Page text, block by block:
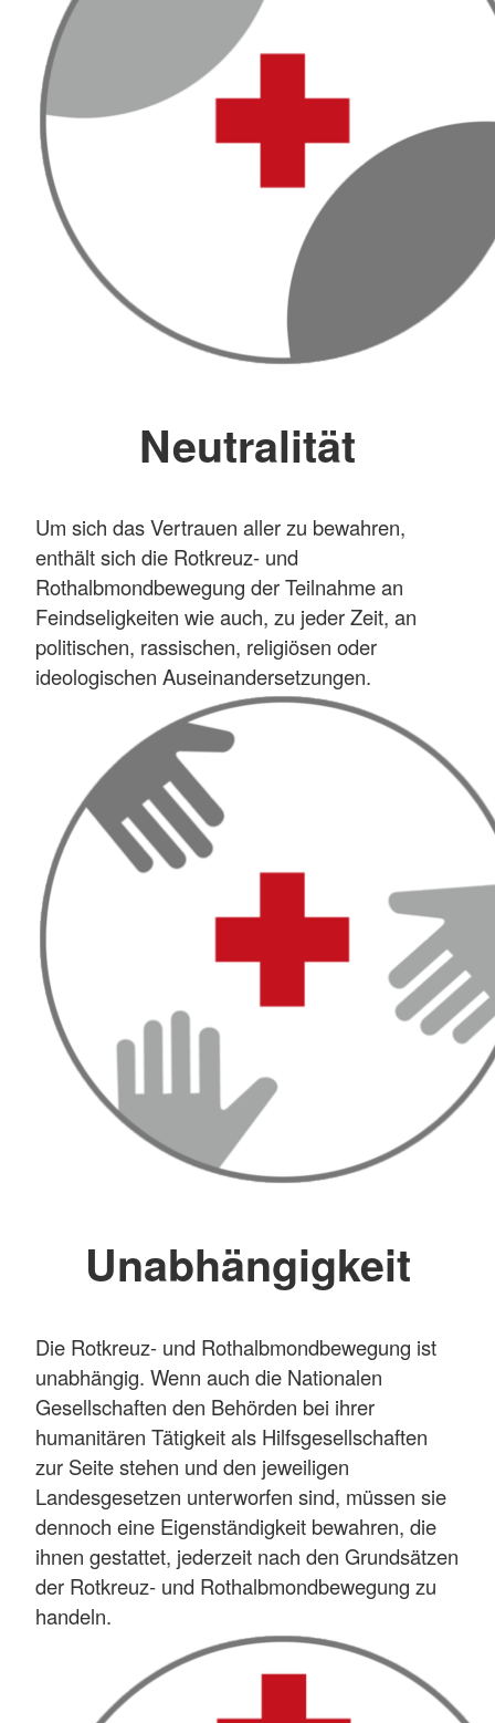
Neutralität
Um sich das Vertrauen aller zu bewahren,
enthält sich die Rotkreuz- und
Rothalbmondbewegung der Teilnahme an
Feindseligkeiten wie auch, zu jeder Zeit, an
politischen, rassischen, religiösen oder
ideologischen Auseinandersetzungen.
Unabhängigkeit
Die Rotkreuz- und Rothalbmondbewegung ist
unabhängig. Wenn auch die Nationalen
Gesellschaften den Behörden bei ihrer
humanitären Tätigkeit als Hilfsgesellschaften
zur Seite stehen und den jeweiligen
Landesgesetzen unterworfen sind, müssen sie
dennoch eine Eigenständigkeit bewahren, die
ihnen gestattet, jederzeit nach den Grundsätzen
der Rotkreuz- und Rothalbmondbewegung zu
handeln.